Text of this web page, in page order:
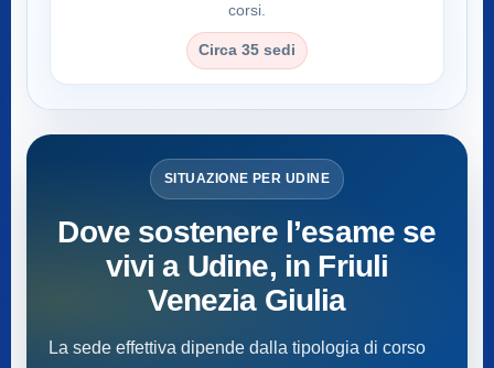
corsi.
Circa 35 sedi
SITUAZIONE PER UDINE
Dove sostenere l’esame se
vivi a Udine, in Friuli
Venezia Giulia
La sede effettiva dipende dalla tipologia di corso